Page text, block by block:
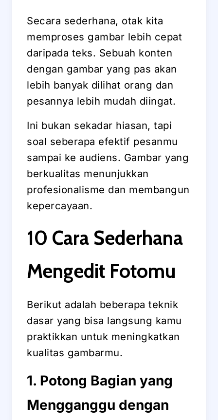
Secara sederhana, otak kita
memproses gambar lebih cepat
daripada teks. Sebuah konten
dengan gambar yang pas akan
lebih banyak dilihat orang dan
pesannya lebih mudah diingat.
Ini bukan sekadar hiasan, tapi
soal seberapa efektif pesanmu
sampai ke audiens. Gambar yang
berkualitas menunjukkan
profesionalisme dan membangun
kepercayaan.
10 Cara Sederhana
Mengedit Fotomu
Berikut adalah beberapa teknik
dasar yang bisa langsung kamu
praktikkan untuk meningkatkan
kualitas gambarmu.
1. Potong Bagian yang
Mengganggu dengan